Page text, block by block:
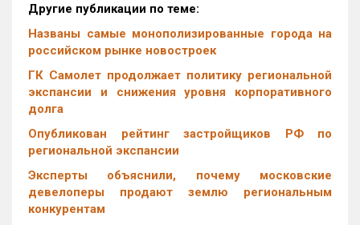
Другие публикации по теме:
Названы самые монополизированные города на
российском рынке новостроек
ГК Самолет продолжает политику региональной
экспансии и снижения уровня корпоративного
долга
Опубликован рейтинг застройщиков РФ по
региональной экспансии
Эксперты объяснили, почему московские
девелоперы продают землю региональным
конкурентам